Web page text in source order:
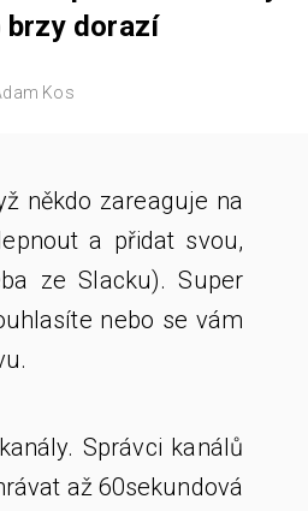
brzy dorazí
Kos
někdo zareaguje na
a přidat svou,
ze Slacku). Super
nebo se vám
Správci kanálů
až 60sekundová